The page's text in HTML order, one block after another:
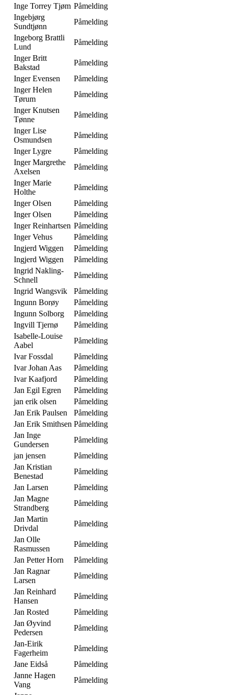
Inge Torrey Tjøm Påmelding
Ingebjørg
Sundtjønn
Påmelding
Ingeborg Brattli
Lund
Påmelding
Inger Britt
Bakstad
Påmelding
Inger Evensen
Påmelding
Inger Helen
Tørum
Påmelding
Inger Knutsen
Tønne
Påmelding
Inger Lise
Osmundsen
Påmelding
Inger Lygre
Påmelding
Inger Margrethe
Axelsen
Påmelding
Inger Marie
Holthe
Påmelding
Inger Olsen
Påmelding
Inger Olsen
Påmelding
Inger Reinhartsen Påmelding
Inger Vehus
Påmelding
Ingjerd Wiggen
Påmelding
Ingjerd Wiggen
Påmelding
Ingrid Nakling-
Schnell
Påmelding
Ingrid Wangsvik
Påmelding
Ingunn Borøy
Påmelding
Ingunn Solborg
Påmelding
Ingvill Tjernø
Påmelding
Isabelle-Louise
Aabel
Påmelding
Ivar Fossdal
Påmelding
Ivar Johan Aas
Påmelding
Ivar Kaafjord
Påmelding
Jan Egil Egren
Påmelding
jan erik olsen
Påmelding
Jan Erik Paulsen
Påmelding
Jan Erik Smithsen Påmelding
Jan Inge
Gundersen
Påmelding
jan jensen
Påmelding
Jan Kristian
Benestad
Påmelding
Jan Larsen
Påmelding
Jan Magne
Strandberg
Påmelding
Jan Martin
Drivdal
Påmelding
Jan Olle
Rasmussen
Påmelding
Jan Petter Horn
Påmelding
Jan Ragnar
Larsen
Påmelding
Jan Reinhard
Hansen
Påmelding
Jan Rosted
Påmelding
Jan Øyvind
Pedersen
Påmelding
Jan-Eirik
Fagerheim
Påmelding
Jane Eidså
Påmelding
Janne Hagen
Vang
Påmelding